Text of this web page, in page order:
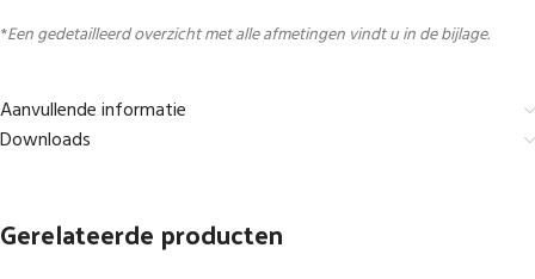
*Een gedetailleerd overzicht met alle afmetingen vindt u in de bijlage.
Aanvullende informatie
Downloads
Gerelateerde producten